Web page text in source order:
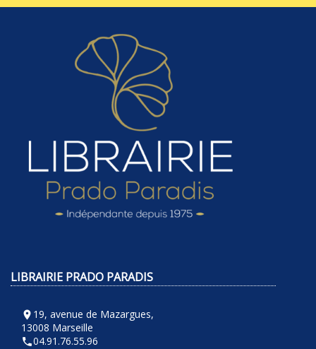
LIBRAIRIE PRADO PARADIS
room 19, avenue de Mazargues,
13008 Marseille
phone04.91.76.55.96